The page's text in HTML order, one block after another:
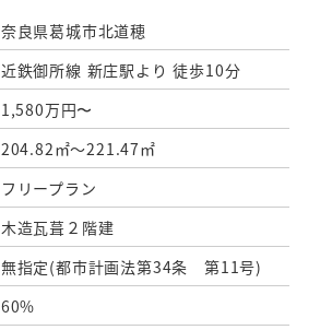
奈良県葛城市北道穂
近鉄御所線 新庄駅より 徒歩10分
1,580万円〜
204.82㎡～221.47㎡
フリープラン
木造瓦葺２階建
無指定(都市計画法第34条 第11号)
60%